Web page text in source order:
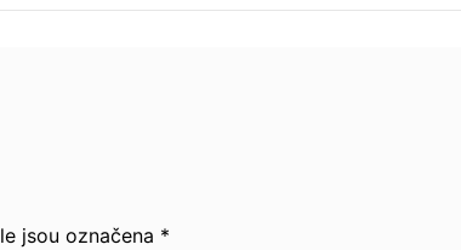
jsou označena *